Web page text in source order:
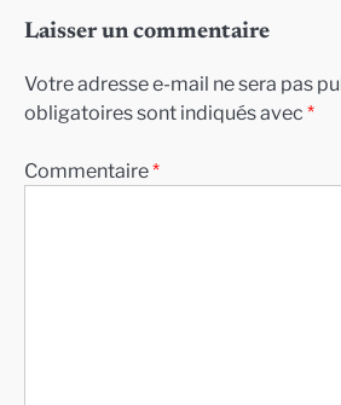
Laisser un commentaire
Votre adresse e-mail ne sera pas
obligatoires sont indiqués avec *
Commentaire*